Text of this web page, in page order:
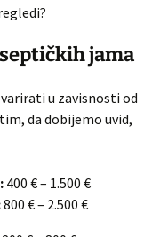
jama
u zavisnosti od
da dobijemo uvid,
400 € – 1.500 €
800 € – 2.500 €